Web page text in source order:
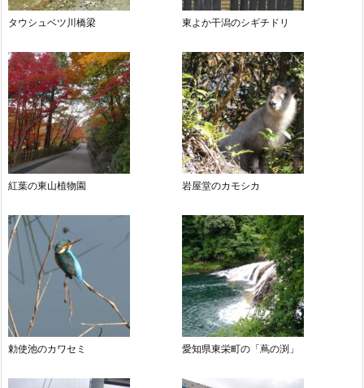
タウシュベツ川橋梁 東よか干潟のシギチドリ
紅葉の東山植物園 岩屋堂のカモシカ
勅使池のカワセミ 愛知県東栄町の「蔦の渕」